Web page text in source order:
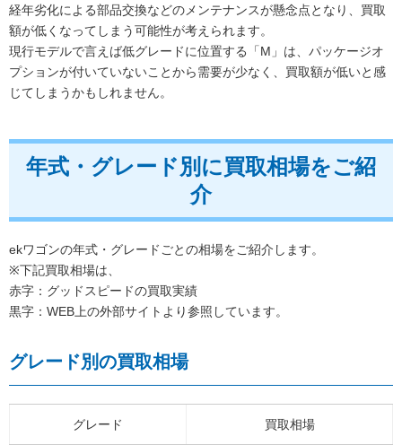
経年劣化による部品交換などのメンテナンスが懸念点となり、買取
額が低くなってしまう可能性が考えられます。
現行モデルで言えば低グレードに位置する「M」は、パッケージオ
プションが付いていないことから需要が少なく、買取額が低いと感
じてしまうかもしれません。
年式・グレード別に買取相場をご紹
介
ekワゴンの年式・グレードごとの相場をご紹介します。
※下記買取相場は、
赤字：グッドスピードの買取実績
黒字：WEB上の外部サイトより参照しています。
グレード別の買取相場
グレード 買取相場